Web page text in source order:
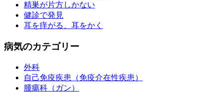
精巣が片方しかない
健診で発見
耳を痒がる、耳をかく
病気のカテゴリー
外科
自己免疫疾患（免疫介在性疾患）
腫瘍科（ガン）